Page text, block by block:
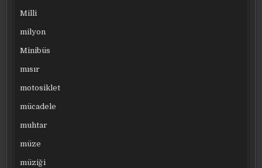
Milli
milyon
Minibüs
mısır
motosiklet
mücadele
muhtar
müze
müziği